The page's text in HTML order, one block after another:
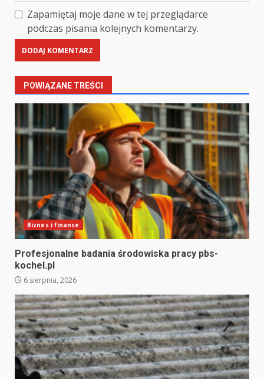
Zapamiętaj moje dane w tej przeglądarce
podczas pisania kolejnych komentarzy.
POWIĄZANE TREŚCI
Biznes i finanse
Profesjonalne badania środowiska pracy pbs-
kochel.pl
6 sierpnia, 2026